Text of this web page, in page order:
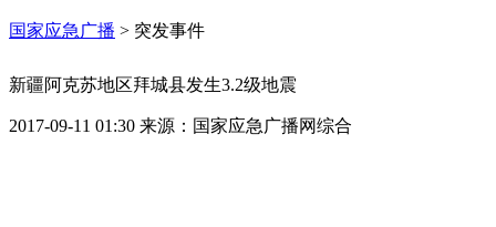
国家应急广播 > 突发事件
新疆阿克苏地区拜城县发生3.2级地震
2017-09-11 01:30 来源： 国家应急广播网综合